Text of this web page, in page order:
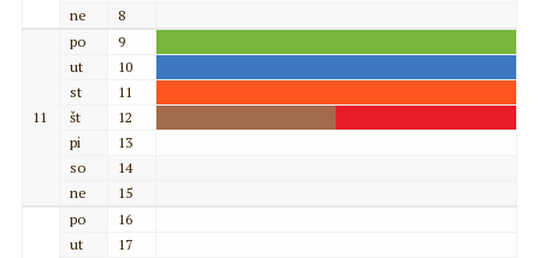
ne
8
11
po
9
ut
10
st
11
št
12
pi
13
so
14
ne
15
po
16
ut
17